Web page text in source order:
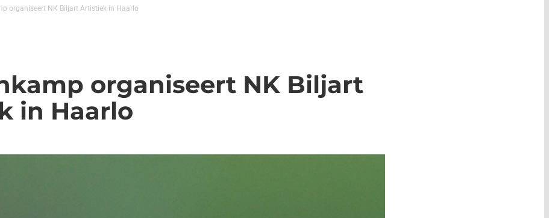
organiseert NK Biljart Artistiek in Haarlo
organiseert NK Biljart
in Haarlo